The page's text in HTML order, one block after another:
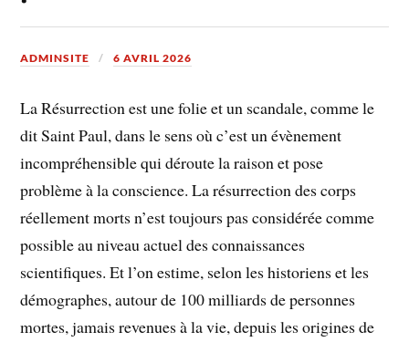
ADMINSITE 6 AVRIL 2026
La Résurrection est une folie et un scandale, comme le
dit Saint Paul, dans le sens où c’est un évènement
incompréhensible qui déroute la raison et pose
problème à la conscience. La résurrection des corps
réellement morts n’est toujours pas considérée comme
possible au niveau actuel des connaissances
scientifiques. Et l’on estime, selon les historiens et les
démographes, autour de 100 milliards de personnes
mortes, jamais revenues à la vie, depuis les origines de